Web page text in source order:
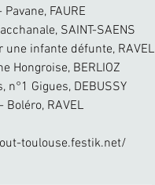
Pavane, FAURE
SAINT-SAENS
une infante défunte, RAVEL
Hongroise, BERLIOZ
n°1 Gigues, DEBUSSY
- Boléro, RAVEL
toulouse.festik.net/